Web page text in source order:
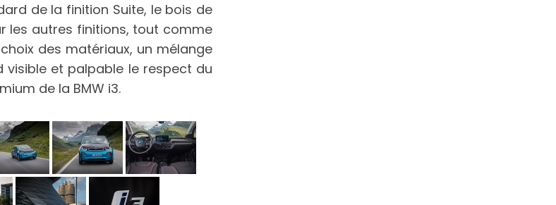
de la finition Suite, le bois de
les autres finitions, tout comme
des matériaux, un mélange
et palpable le respect du
de la BMW i3.